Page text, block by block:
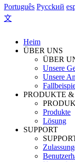
Português Pycckий
文
Heim
ÜBER UNS
ÜBER
Unsere
Unsere
PRODUKTE
Produkte
Lösung
SUPPORT